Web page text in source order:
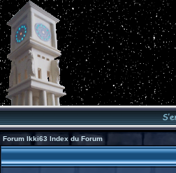
Forum Ikki63 Index du Forum